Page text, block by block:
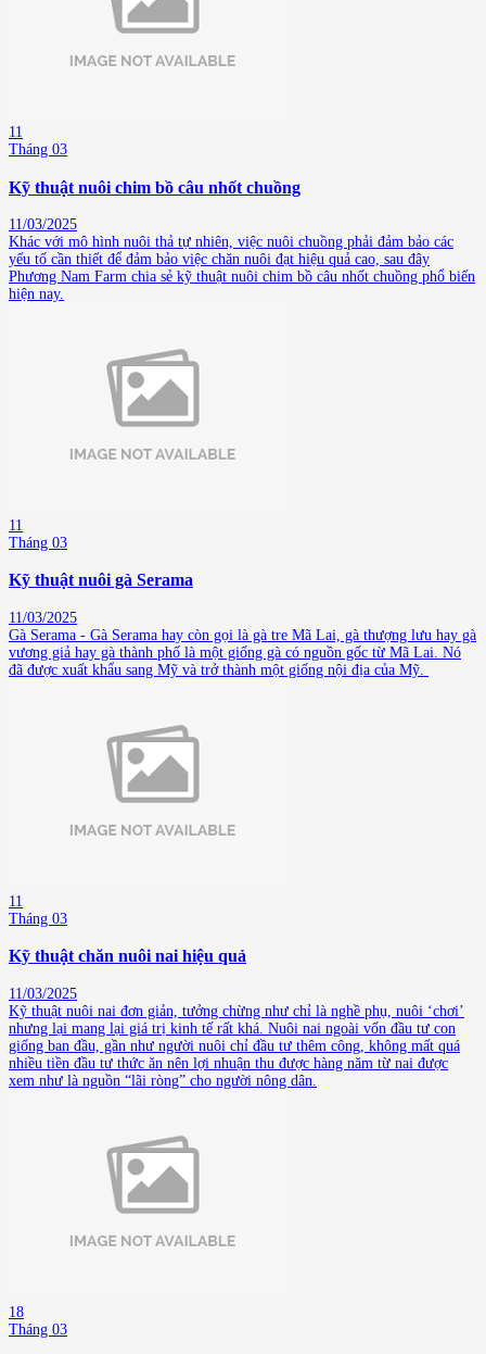
11
Tháng 03
Kỹ thuật nuôi chim bồ câu nhốt chuồng
11/03/2025
Khác với mô hình nuôi thả tự nhiên, việc nuôi chuồng phải đảm bảo các
yếu tố cần thiết để đảm bảo việc chăn nuôi đạt hiệu quả cao, sau đây
Phương Nam Farm chia sẻ kỹ thuật nuôi chim bồ câu nhốt chuồng phổ biến
hiện nay.
11
Tháng 03
Kỹ thuật nuôi gà Serama
11/03/2025
Gà Serama - Gà Serama hay còn gọi là gà tre Mã Lai, gà thượng lưu hay gà
vương giả hay gà thành phố là một giống gà có nguồn gốc từ Mã Lai. Nó
đã được xuất khẩu sang Mỹ và trở thành một giống nội địa của Mỹ.
11
Tháng 03
Kỹ thuật chăn nuôi nai hiệu quả
11/03/2025
Kỹ thuật nuôi nai đơn giản, tưởng chừng như chỉ là nghề phụ, nuôi ‘chơi’
nhưng lại mang lại giá trị kinh tế rất khá. Nuôi nai ngoài vốn đầu tư con
giống ban đầu, gần như người nuôi chỉ đầu tư thêm công, không mất quá
nhiều tiền đầu tư thức ăn nên lợi nhuận thu được hàng năm từ nai được
xem như là nguồn “lãi ròng” cho người nông dân.
18
Tháng 03